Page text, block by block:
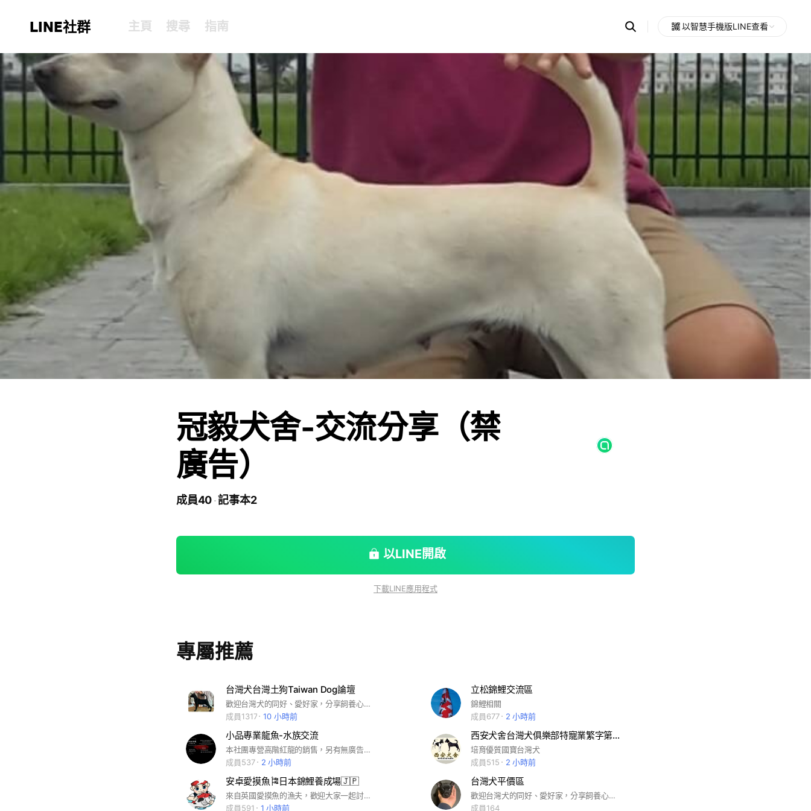
LINE社群 主頁 搜尋 指南 Search
OpenChats
messages
search
area
以智慧手機版LINE查看
冠毅犬舍-交流分享（禁
廣告）
成員40 記事本2
以LINE開啟
下載LINE應用程式
專屬推薦
台灣犬台灣土狗Taiwan Dog論壇
歡迎台灣犬的同好、愛好家，分享飼養心得、經驗交流，一起促進台灣犬的蓬勃發展，提昇水準！ 請詳閱版規： 一、合法寵物業者、私繁業者，請勿進入本群組。 二、販賣資材（狗籠、器材、飼料⋯⋯等，也請勿入本群組。 三、大家PO文內容，請勿涉及政治性言論！無關狗的相關文章，也請勿佔版面。 四、早安、午安、晚安、佳節問侯語⋯⋯等，也請省略。 五、動保法罰則很重，為保護你自己，請勿舖配種、徵婚、徵配、繁殖幼犬⋯⋯等照片及影片。
成員1317
10 小時前
立松錦鯉交流區
錦鯉相關
成員677
2 小時前
小品專業龍魚-水族交流
本社團專營高階紅龍的銷售，另有無廣告玩家群組在記事本 我們堅持品質與誠信服務，歡迎喜歡一次到位的魚友與我們聯繫 ✅代客尋龍✅全省親送✅魚缸系統調整✅手術與疾病服務諮詢
成員537
2 小時前
西安犬舍台灣犬俱樂部特寵業繁字第G1070103號
培育優質國寶台灣犬
成員515
2 小時前
安卓愛摸魚🎏日本錦鯉養成場🇯🇵
來自英國愛摸魚的漁夫，歡迎大家一起討論錦鯉大小事。以及欣賞外國漁夫的特選魚。
成員591
1 小時前
台灣犬平價區
歡迎台灣犬的同好、愛好家，分享飼養心得、經驗交流，一起促進台灣犬的蓬勃發展，提昇水準！ 請詳閱版規： 一、合法寵物業者、私繁業者，請勿進入本群組。 二、販賣資材（狗籠、器材、飼料⋯⋯等，也請勿入本群組。 三、大家PO文內容，請勿涉及政治性言論！無關狗的相關文章，也請勿佔版面。 四、早安、午安、晚安、佳節問侯語⋯⋯等，也請省略。
成員164